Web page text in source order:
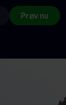
Prøv nu